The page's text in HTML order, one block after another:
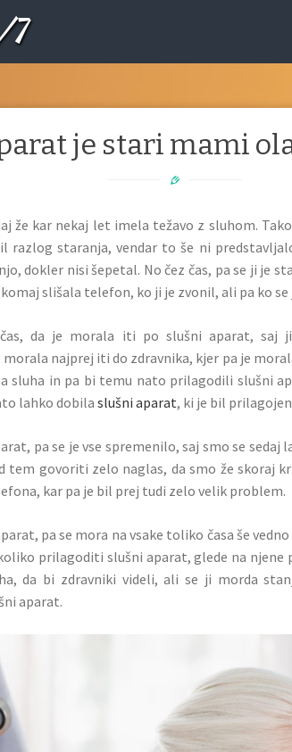
7
je stari mami
že kar nekaj let imela težavo z sluhom.
razlog staranja, vendar to še ni
dokler nisi šepetal. No čez čas, pa se ji je
komaj slišala telefon, ko ji je zvonil, ali pa ko
da je morala iti po slušni aparat, saj
morala najprej iti do zdravnika, kjer pa je
sluha in pa bi temu nato prilagodili slušni
lahko dobilaslušni aparat, ki je bil
pa se je vse spremenilo, saj smo se
tem govoriti zelo naglas, da smo že skoraj
kar pa je bil prej tudi zelo velik problem.
pa se mora na vsake toliko časa še
prilagoditi slušni aparat, glede na njene
da bi zdravniki videli, ali se ji morda
aparat.